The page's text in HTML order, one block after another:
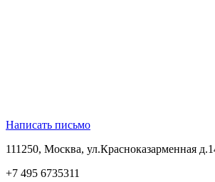
Написать письмо
111250, Москва, ул.Красноказарменная
+7 495 6735311